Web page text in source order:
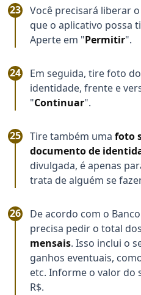
Você precisará liberar
que o aplicativo possa
Aperte em "Permitir".
Em seguida, tire foto
identidade, frente e
"Continuar".
Tire também uma foto
documento de
divulgada, é apenas
trata de alguém se
De acordo com o
precisa pedir o total
mensais. Isso inclui o
ganhos eventuais,
etc. Informe o valor do
R$.